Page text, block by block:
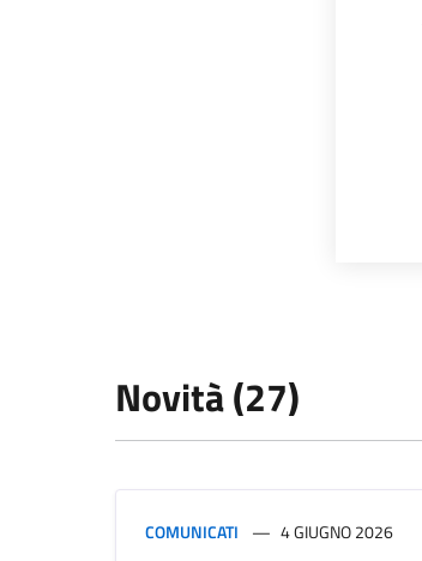
Novità (27)
COMUNICATI 4 GIUGNO 2026